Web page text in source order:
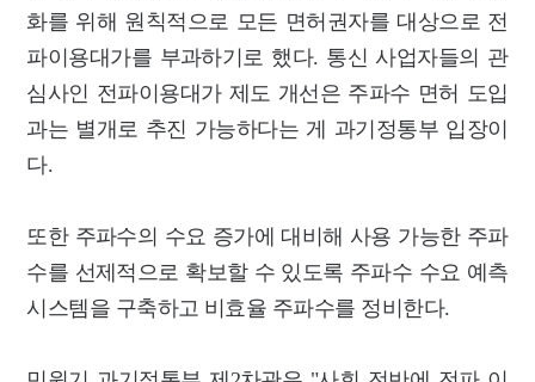
화를 위해 원칙적으로 모든 면허권자를 대상으로 전
파이용대가를 부과하기로 했다. 통신 사업자들의 관
심사인 전파이용대가 제도 개선은 주파수 면허 도입
과는 별개로 추진 가능하다는 게 과기정통부 입장이
다.
또한 주파수의 수요 증가에 대비해 사용 가능한 주파
수를 선제적으로 확보할 수 있도록 주파수 수요 예측
시스템을 구축하고 비효율 주파수를 정비한다.